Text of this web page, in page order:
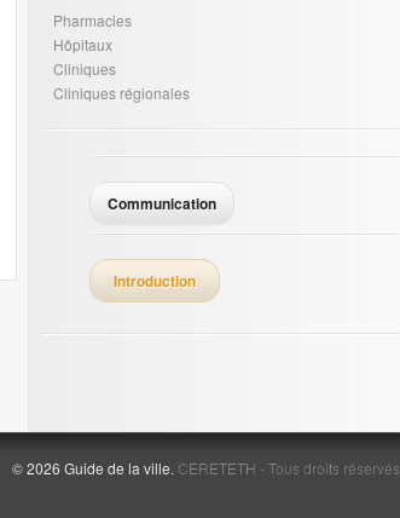
Pharmacies
Hôpitaux
Cliniques
Cliniques régionales
Communication
Introduction
© 2026 Guide de la ville. CERETETH - Tous droits réservés.